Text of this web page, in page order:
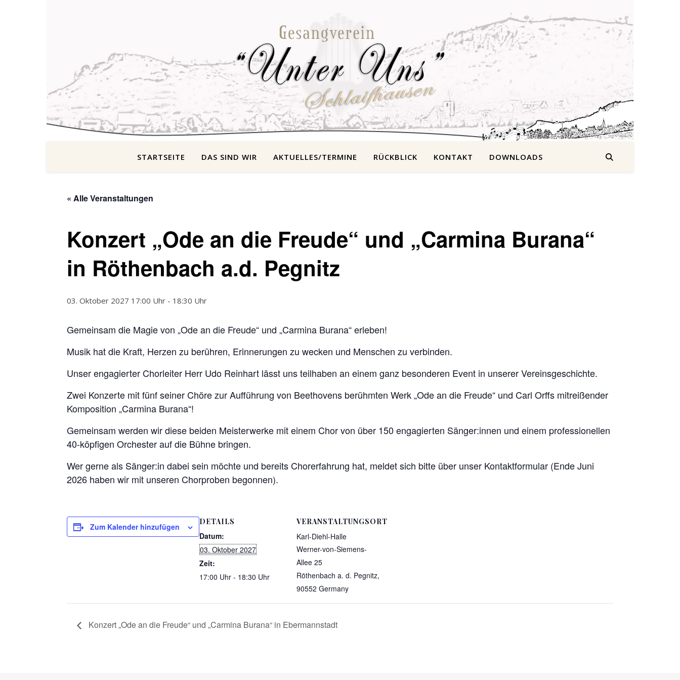
STARTSEITE DAS SIND WIR AKTUELLES/TERMINE RÜCKBLICK KONTAKT DOWNLOADS
« Alle Veranstaltungen
Konzert „Ode an die Freude“ und „Carmina Burana“
in Röthenbach a.d. Pegnitz
03. Oktober 2027 17:00 Uhr - 18:30 Uhr
Gemeinsam die Magie von „Ode an die Freude“ und „Carmina Burana“ erleben!
Musik hat die Kraft, Herzen zu berühren, Erinnerungen zu wecken und Menschen zu verbinden.
Unser engagierter Chorleiter Herr Udo Reinhart lässt uns teilhaben an einem ganz besonderen Event in unserer Vereinsgeschichte.
Zwei Konzerte mit fünf seiner Chöre zur Aufführung von Beethovens berühmten Werk „Ode an die Freude“ und Carl Orffs mitreißender
Komposition „Carmina Burana“!
Gemeinsam werden wir diese beiden Meisterwerke mit einem Chor von über 150 engagierten Sänger:innen und einem professionellen
40-köpfigen Orchester auf die Bühne bringen.
Wer gerne als Sänger:in dabei sein möchte und bereits Chorerfahrung hat, meldet sich bitte über unser Kontaktformular (Ende Juni
2026 haben wir mit unseren Chorproben begonnen).
Zum Kalender hinzufügen
DETAILS
Datum:
03. Oktober 2027
Zeit:
17:00 Uhr - 18:30 Uhr
VERANSTALTUNGSORT
Karl-Diehl-Halle
Werner-von-Siemens-
Allee 25
Röthenbach a. d. Pegnitz,
90552 Germany
Konzert „Ode an die Freude“ und „Carmina Burana“ in Ebermannstadt